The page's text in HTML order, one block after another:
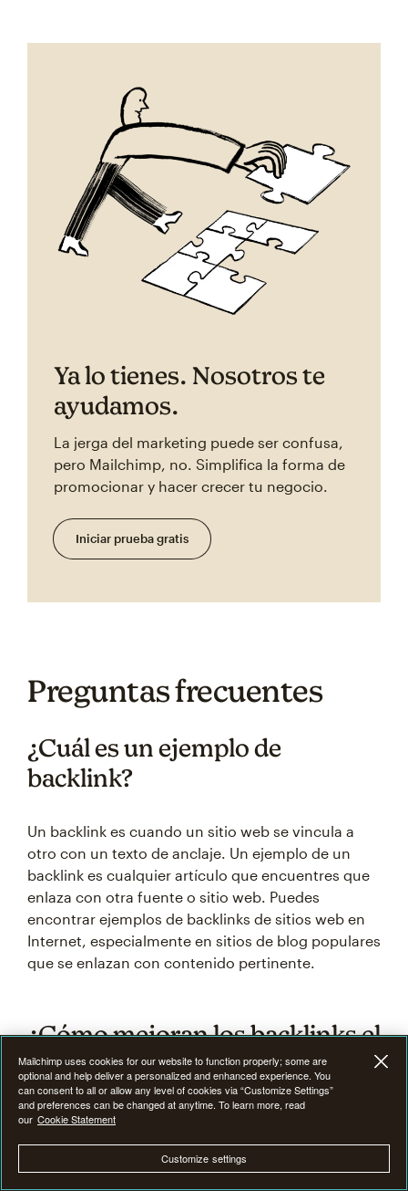
Ya lo tienes. Nosotros te
ayudamos.
La jerga del marketing puede ser confusa,
pero Mailchimp, no. Simplifica la forma de
promocionar y hacer crecer tu negocio.
Iniciar prueba gratis
Preguntas frecuentes
¿Cuál es un ejemplo de
backlink?
Un backlink es cuando un sitio web se vincula a
otro con un texto de anclaje. Un ejemplo de un
backlink es cualquier artículo que encuentres que
enlaza con otra fuente o sitio web. Puedes
encontrar ejemplos de backlinks de sitios web en
Internet, especialmente en sitios de blog populares
que se enlazan con contenido pertinente.
¿Cómo mejoran los backlinks el
SEO?
Los backlinks ofrecen
pueden ayudarte a clasificarte mejor en cuanto a
Mailchimp uses cookies for our website to function properly; some are
optional and help deliver a personalized and enhanced experience. You
can consent to all or allow any level of cookies via “Customize Settings”
and preferences can be changed at anytime. To learn more, read
our Cookie Statement
Customize settings